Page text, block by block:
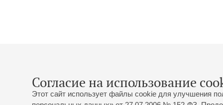
Согласие на использование
Этот сайт использует файлы cookie для улучшения